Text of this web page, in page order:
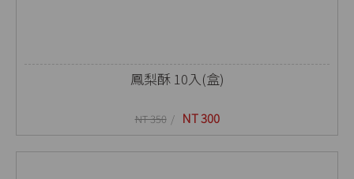
鳳梨酥 10入(盒)
NT 350 NT 300